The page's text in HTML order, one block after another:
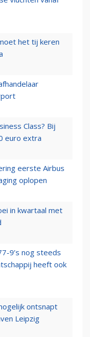
het tij keren
Class? Bij
euro extra
eerste Airbus
oplopen
in kwartaal met
9’s nog steeds
heeft ook
ontsnapt
Leipzig